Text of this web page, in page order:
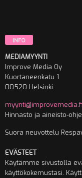
INFO
MEDIAMYYNTI
Improve Media Oy
Kuortaneenkatu 1
00520 Helsinki
myynti@improvemedia.fi
Hinnasto ja aineisto-
Suora neuvottelu
EVÄSTEET
Käytämme sivustolla
käyttökokemustasi.